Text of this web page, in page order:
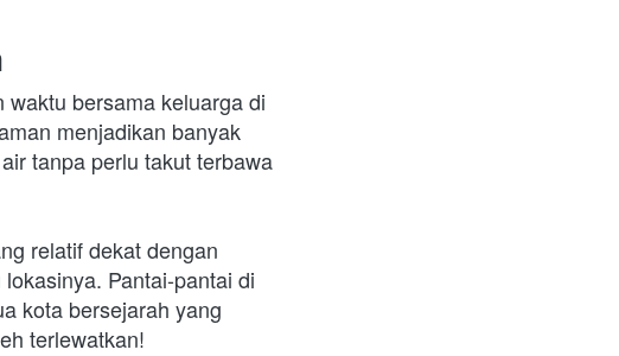
bersama keluarga di
menjadikan banyak
tanpa perlu takut terbawa
relatif dekat dengan
Pantai-pantai di
kota bersejarah yang
terlewatkan!